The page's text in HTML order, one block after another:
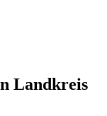
Landkreis